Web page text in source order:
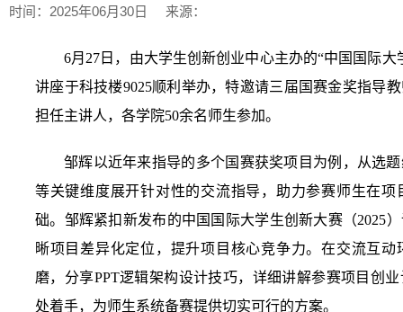
时间：2025年06月30日 来源：
6月27日，由大学生创新创业中心主办的“中国国际
讲座于科技楼9025顺利举办，特邀请三届国赛金奖指导
担任主讲人，各学院50余名师生参加。
邹辉以近年来指导的多个国赛获奖项目为例，从选
等关键维度展开针对性的交流指导，助力参赛师生在项
础。邹辉紧扣新发布的中国国际大学生创新大赛（2025
晰项目差异化定位，提升项目核心竞争力。在交流互
磨，分享PPT逻辑架构设计技巧，详细讲解参赛项目创
处着手，为师生系统备赛提供切实可行的方案。